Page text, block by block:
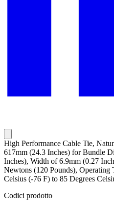
High Performance Cable Tie,
617mm (24.3 Inches) for Bundle
Inches), Width of 6.9mm (0.27
Newtons (120 Pounds), Operating
Celsius (-76 F) to 85 Degrees
Codici prodotto